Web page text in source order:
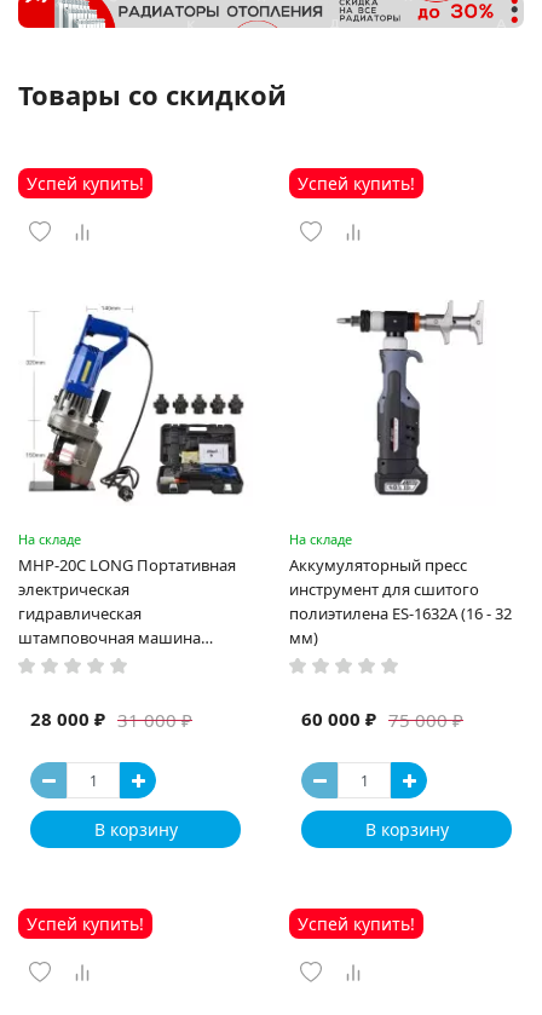
Товары со скидкой
Успей купить!
На складе
MHP-20C LONG Портативная
электрическая
гидравлическая
штамповочная машина
высокая мощность и мощный
машина
31 000 ₽
28 000 ₽
В корзину
Успей купить!
На складе
Аккумуляторный пресс
инструмент для сшитого
полиэтилена ES-1632A (16 - 32
мм)
75 000 ₽
60 000 ₽
В корзину
Успей купить! Успей купить!